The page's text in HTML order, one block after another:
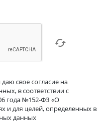
свое согласие на
в соответствии с
года №152-ФЗ «О
и для целей, определенных в
данных